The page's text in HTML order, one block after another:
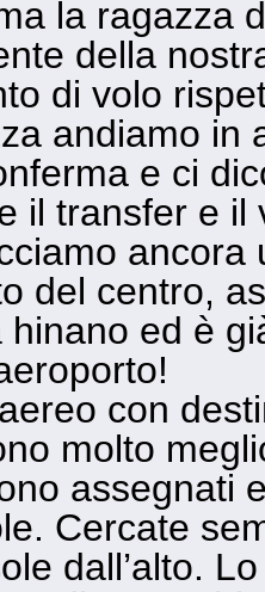
la ragazza
della
di volo
andiamo in
e ci
il transfer e
del centro,
hinano ed è
con
molto
assegnati
Cercate
dall’alto.